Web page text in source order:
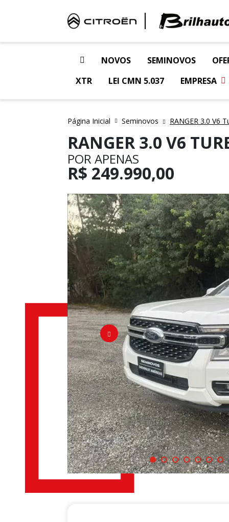
NOVOS SEMINOVOS
XTR
LEI CMN 5.037 EMPRESA
Página Inicial Seminovos RANGER 3.0 V6
RANGER 3.0 V6
POR APENAS
R$ 249.990,00